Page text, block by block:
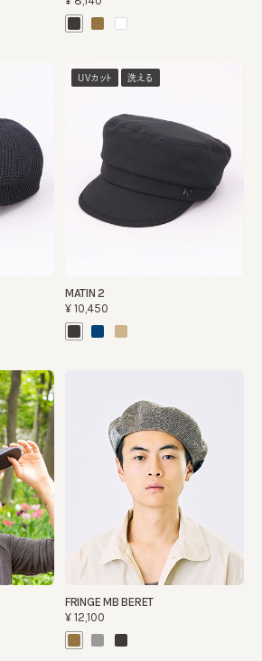
UVカット 洗える
MATIN 2
¥10,450
FRINGE MB BERET
¥12,100